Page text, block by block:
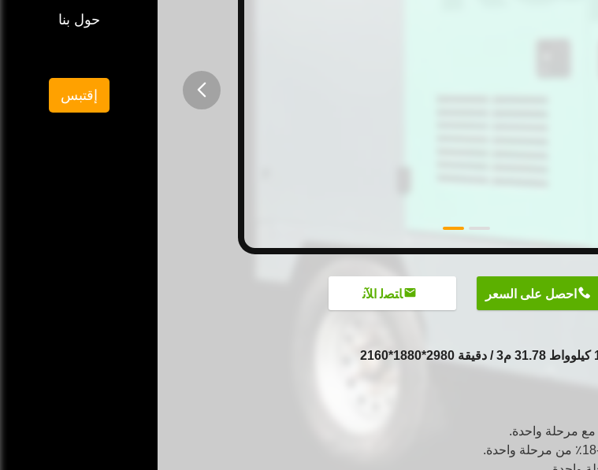
احصل على السعر ﺎﺘﺼﻟ ﺍﻶﻧ
حول بنا
إقتبس